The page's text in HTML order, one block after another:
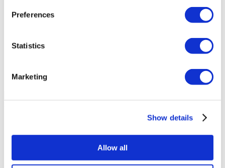
Preferences
Statistics
Marketing
Show details
Allow all
Accessibile alle persone disabili
Farmacia in loco
Wifi gratuito
Unisciti alla famiglia dei pazienti felici di Flymedi
Richiedi un Preventivo Gratuito